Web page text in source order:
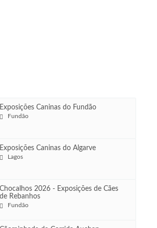
Exposições Caninas do Fundão
Fundão
Exposições Caninas do Algarve
Lagos
Chocalhos 2026 - Exposições de Cães
de Rebanhos
Fundão